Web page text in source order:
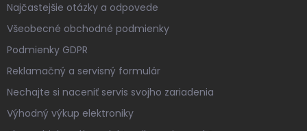
Najčastejšie otázky a odpovede
Všeobecné obchodné podmienky
Podmienky GDPR
Reklamačný a servisný formulár
Nechajte si naceniť servis svojho zariadenia
Výhodný výkup elektroniky